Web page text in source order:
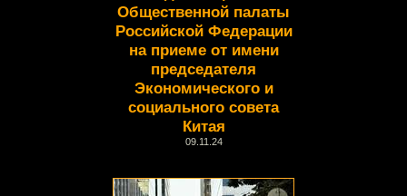
Общественной палаты
Российской Федерации
на приеме от имени
председателя
Экономического и
социального совета
Китая
09.11.24